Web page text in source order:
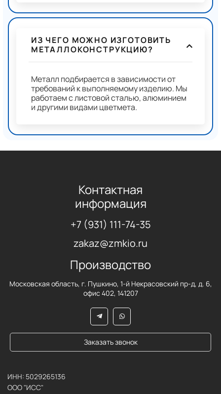
ИЗ ЧЕГО МОЖНО ИЗГОТОВИТЬ
МЕТАЛЛОКОНСТРУКЦИЮ?
Металл подбирается в зависимости от
требований к выполняемому изделию. Мы
работаем с листовой сталью, алюминием
и другими видами цветмета.
Контактная
информация
+7 (931) 111-74-35
zakaz@zmkio.ru
Производство
Московская область, г. Пушкино, 1-й Некрасовский пр-д, д. 6,
офис 402, 141207
Заказать звонок
ИНН: 5029265136
ООО "ИСС"